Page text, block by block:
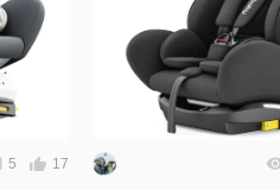
5 17